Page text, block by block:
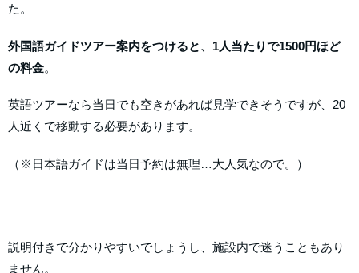
た。
外国語ガイドツアー案内をつけると、1人当たりで1500円ほど
の料金。
英語ツアーなら当日でも空きがあれば見学できそうですが、20
人近くで移動する必要があります。
（※日本語ガイドは当日予約は無理…大人気なので。）
説明付きで分かりやすいでしょうし、施設内で迷うこともあり
ません。